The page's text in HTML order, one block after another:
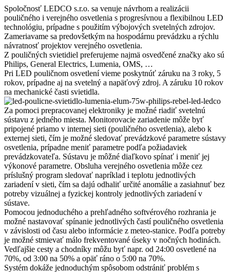
Spoločnosť LEDCO s.r.o. sa venuje návrhom a realizácii
pouličného i verejného osvetlenia s progresívnou a flexibilnou LED
technológiu, prípadne s použitím výbojových svetelných zdrojov.
Zameriavame sa predovšetkým na hospodárnu prevádzku a rýchlu
návratnosť projektov verejného osvetlenia.
Z pouličných svietidiel preferujeme najmä osvedčené značky ako sú
Philips, General Electrics, Lumenia, OMS, …
Pri LED pouličnom osvetlení vieme poskytnúť záruku na 3 roky, 5
rokov, prípadne aj na svetelný a napäťový zdroj. A záruku 10 rokov
na mechanické časti svietidla.
Za pomoci prepracovanej elektroniky je možné riadiť svetelnú
sústavu z jedného miesta. Monitorovacie zariadenie môže byť
pripojené priamo v internej sieti (pouličného osvetlenia), alebo k
externej sieti, čím je možné sledovať prevádzkové parametre sústavy
osvetlenia, prípadne meniť parametre podľa požiadaviek
prevádzkovateľa. Sústavu je môžné diaľkovo spínať i meniť jej
výkonové parametre. Obsluha verejného osvetlenia môže cez
príslušný program sledovať napríklad i teplotu jednotlivých
zariadení v sieti, čím sa dajú odhaliť určité anomálie a zasiahnuť bez
potreby vizuálnej a fyzickej kontroly jednotlivých zariadení v
sústave.
Pomocou jednoduchého a prehľadného softvérového rozhrania je
možné nastavovať spínanie jednotlivých častí pouličného osvetlenia
v závislosti od času alebo informácie z meteo-stanice. Podľa potreby
je možné stmievať málo frekventované úseky v nočných hodinách.
Vedľajšie cesty a chodníky môžu byť napr. od 24:00 osvetlené na
70%, od 3:00 na 50% a opäť ráno o 5:00 na 70%.
Systém dokáže jednoduchým spôsobom odstrániť problém s